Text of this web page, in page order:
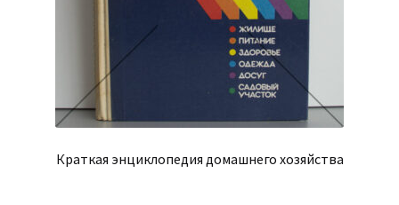
Краткая энциклопедия домашнего хозяйства